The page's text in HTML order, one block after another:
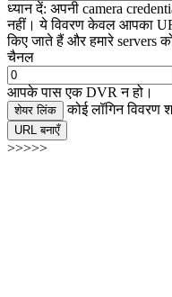
ध्यान दें: अपनी camera
नहीं। ये विवरण केवल आपका
किए जाते हैं और हमारे servers
चैनल
आपके पास एक DVR न हो।
शेयर लिंक कोई लॉगिन विवरण
URL बनाएँ
>>>>>